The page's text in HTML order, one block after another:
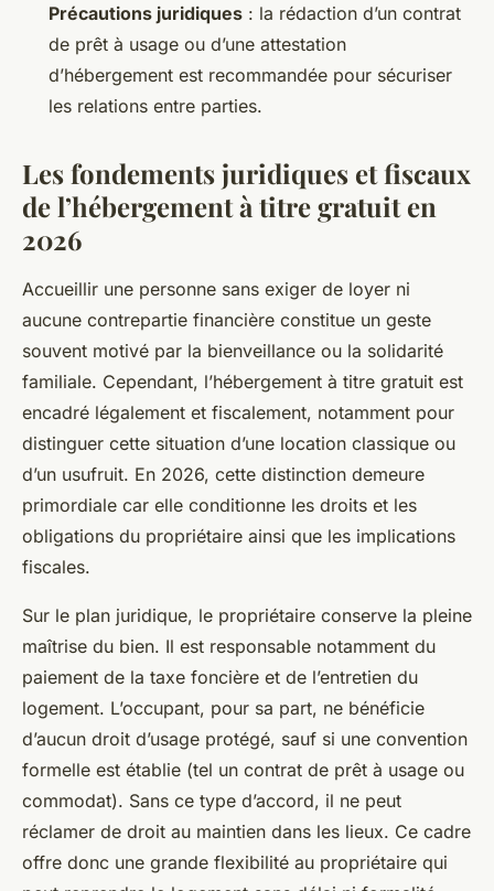
Précautions juridiques : la rédaction d’un contrat
de prêt à usage ou d’une attestation
d’hébergement est recommandée pour sécuriser
les relations entre parties.
Les fondements juridiques et fiscaux
de l’hébergement à titre gratuit en
2026
Accueillir une personne sans exiger de loyer ni
aucune contrepartie financière constitue un geste
souvent motivé par la bienveillance ou la solidarité
familiale. Cependant, l’hébergement à titre gratuit est
encadré légalement et fiscalement, notamment pour
distinguer cette situation d’une location classique ou
d’un usufruit. En 2026, cette distinction demeure
primordiale car elle conditionne les droits et les
obligations du propriétaire ainsi que les implications
fiscales.
Sur le plan juridique, le propriétaire conserve la pleine
maîtrise du bien. Il est responsable notamment du
paiement de la taxe foncière et de l’entretien du
logement. L’occupant, pour sa part, ne bénéficie
d’aucun droit d’usage protégé, sauf si une convention
formelle est établie (tel un contrat de prêt à usage ou
commodat). Sans ce type d’accord, il ne peut
réclamer de droit au maintien dans les lieux. Ce cadre
offre donc une grande flexibilité au propriétaire qui